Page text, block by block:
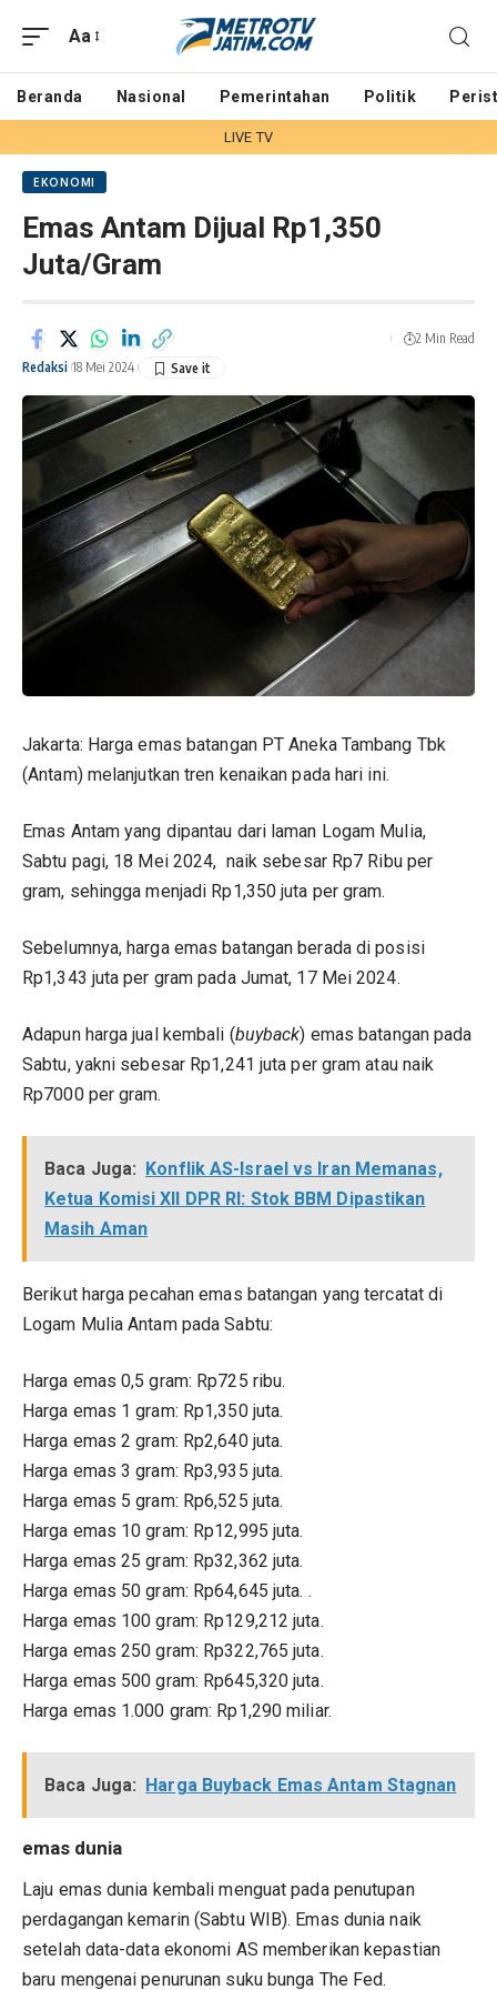
Aa
Beranda Nasional Pemerintahan Politik
LIVE TV
EKONOMI
Emas Antam Dijual Rp1,350
Juta/Gram
Redaksi 18 Mei 2024
2 Min Read
Jakarta: Harga emas batangan PT Aneka Tambang Tbk
(Antam) melanjutkan tren kenaikan pada hari ini.
Emas Antam yang dipantau dari laman Logam Mulia,
Sabtu pagi, 18 Mei 2024, naik sebesar Rp7 Ribu per
gram, sehingga menjadi Rp1,350 juta per gram.
Sebelumnya, harga emas batangan berada di posisi
Rp1,343 juta per gram pada Jumat, 17 Mei 2024.
Adapun harga jual kembali (buyback) emas batangan pada
Sabtu, yakni sebesar Rp1,241 juta per gram atau naik
Rp7000 per gram.
Baca Juga:
Konflik AS-Israel vs Iran Memanas,
Ketua Komisi XII DPR RI: Stok BBM Dipastikan
Masih Aman
Berikut harga pecahan emas batangan yang tercatat di
Logam Mulia Antam pada Sabtu:
Harga emas 0,5 gram: Rp725 ribu.
Harga emas 1 gram: Rp1,350 juta.
Harga emas 2 gram: Rp2,640 juta.
Harga emas 3 gram: Rp3,935 juta.
Harga emas 5 gram: Rp6,525 juta.
Harga emas 10 gram: Rp12,995 juta.
Harga emas 25 gram: Rp32,362 juta.
Harga emas 50 gram: Rp64,645 juta. .
Harga emas 100 gram: Rp129,212 juta.
Harga emas 250 gram: Rp322,765 juta.
Harga emas 500 gram: Rp645,320 juta.
Harga emas 1.000 gram: Rp1,290 miliar.
Baca Juga: Harga Buyback Emas Antam Stagnan
emas dunia
Laju emas dunia kembali menguat pada penutupan
perdagangan kemarin (Sabtu WIB). Emas dunia naik
setelah data-data ekonomi AS memberikan kepastian
baru mengenai penurunan suku bunga The Fed.